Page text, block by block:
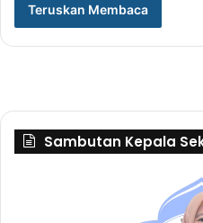
Teruskan Membaca
Sambutan Kepala